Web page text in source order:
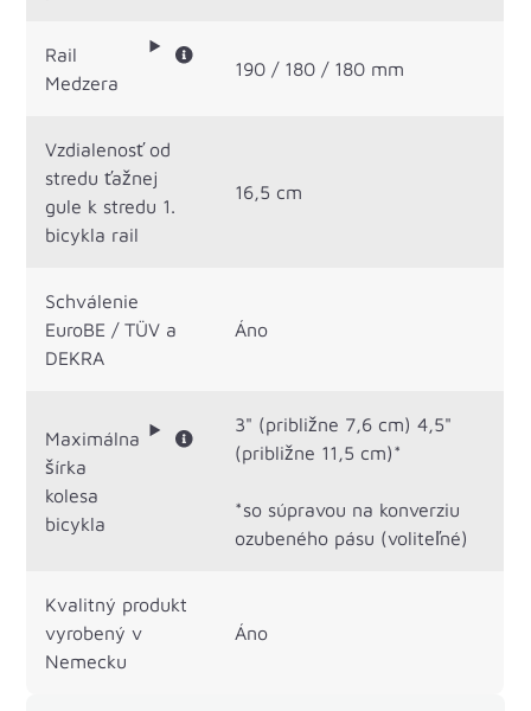
Rail
Medzera
190 / 180 / 180 mm
Vzdialenosť od
stredu ťažnej
gule k stredu 1.
bicykla rail
16,5 cm
Schválenie
EuroBE / TÜV a
DEKRA
Áno
Maximálna
šírka
kolesa
bicykla
3" (približne 7,6 cm) 4,5"
(približne 11,5 cm)*
*so súpravou na konverziu
ozubeného pásu (voliteľné)
Kvalitný produkt
vyrobený v
Nemecku
Áno